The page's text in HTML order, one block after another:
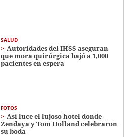
SALUD
Autoridades del IHSS aseguran
que mora quirúrgica bajó a 1,000
pacientes en espera
FOTOS
Así luce el lujoso hotel donde
Zendaya y Tom Holland celebraron
su boda